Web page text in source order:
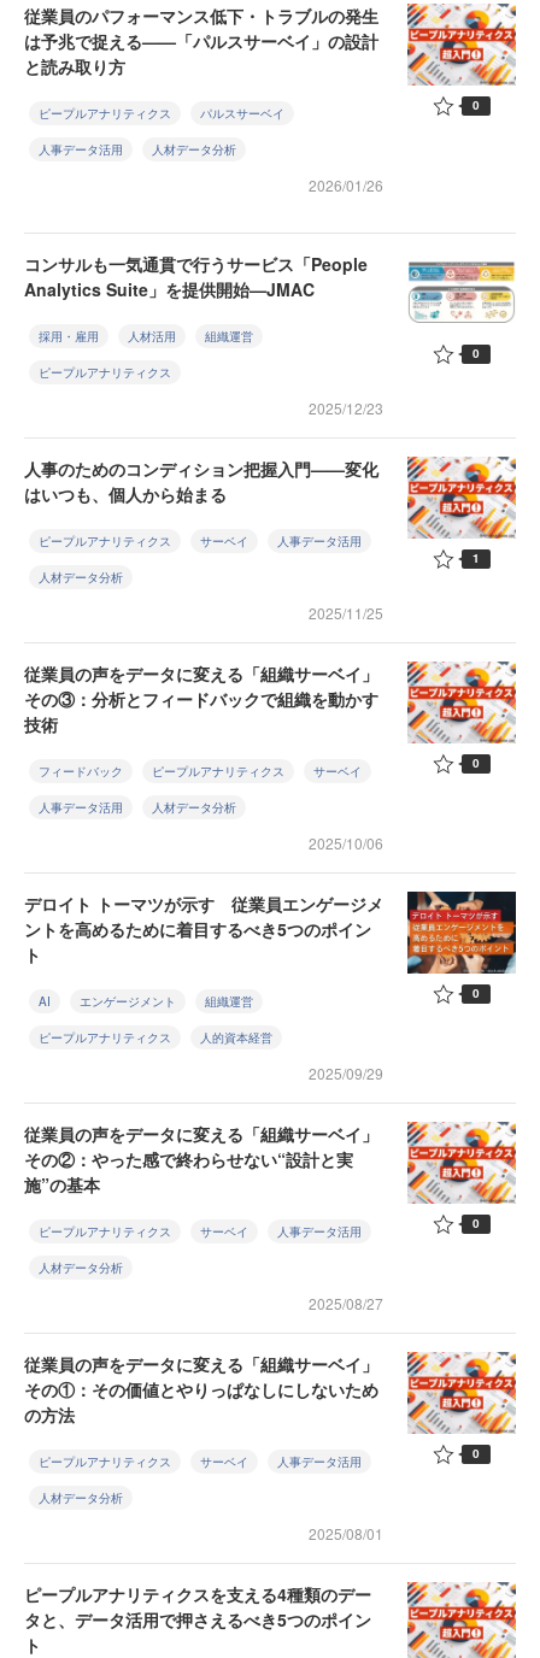
従業員のパフォーマンス低下・トラブルの発生
は予兆で捉える——「パルスサーベイ」の設計
と読み取り方
ピープルアナリティクス パルスサーベイ
人事データ活用 人材データ分析
2026/01/26
0
コンサルも一気通貫で行うサービス「People
Analytics Suite」を提供開始—JMAC
採用・雇用 人材活用 組織運営
ピープルアナリティクス
2025/12/23
0
人事のためのコンディション把握入門——変化
はいつも、個人から始まる
ピープルアナリティクス サーベイ 人事データ活用
人材データ分析
2025/11/25
1
従業員の声をデータに変える「組織サーベイ」
その③：分析とフィードバックで組織を動かす
技術
フィードバック ピープルアナリティクス サーベイ
人事データ活用 人材データ分析
2025/10/06
0
デロイト トーマツが示す 従業員エンゲージメ
ントを高めるために着目するべき5つのポイン
ト
AI エンゲージメント 組織運営
ピープルアナリティクス 人的資本経営
2025/09/29
0
従業員の声をデータに変える「組織サーベイ」
その②：やった感で終わらせない“設計と実
施”の基本
ピープルアナリティクス サーベイ 人事データ活用
人材データ分析
2025/08/27
0
従業員の声をデータに変える「組織サーベイ」
その①：その価値とやりっぱなしにしないため
の方法
ピープルアナリティクス サーベイ 人事データ活用
人材データ分析
2025/08/01
0
ピープルアナリティクスを支える4種類のデー
タと、データ活用で押さえるべき5つのポイン
ト